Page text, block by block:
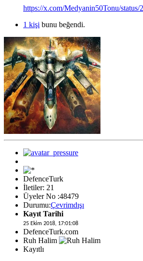
https://x.com/Medyanin50Tonu/status/
1 kişi bunu beğendi.
DefenceTurk
İletiler: 21
Üyeler No :48479
Durumu:Çevrimdışı
Kayıt Tarihi
25 Ekim 2018, 17:01:08
DefenceTurk.com
Ruh Halim
Kayıtlı